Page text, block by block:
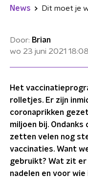
News
Door: Brian
wo 23 juni 2021 18:08
Het
rolletjes. Er zijn
coronaprikken
miljoen bij.
zetten velen nog
vaccinaties. Want
gebruikt? Wat zit er
nadelen en voor